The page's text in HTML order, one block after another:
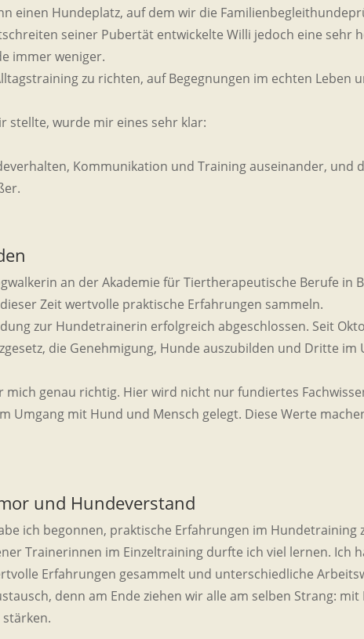
einen Hundeplatz, auf dem wir die
seiner Pubertät entwickelte Willi jedoch eine sehr
immer weniger.
zu richten, auf Begegnungen im echten Leben
stellte, wurde mir eines sehr klar:
Kommunikation und Training auseinander, und
an der Akademie für Tiertherapeutische Berufe in
Zeit wertvolle praktische Erfahrungen sammeln.
zur Hundetrainerin erfolgreich abgeschlossen. Seit
die Genehmigung, Hunde auszubilden und Dritte
mich genau richtig. Hier wird nicht nur fundiertes
Umgang mit Hund und Mensch gelegt. Diese Werte
und Hundeverstand
ich begonnen, praktische Erfahrungen im Hundetraining
Trainerinnen im Einzeltraining durfte ich viel lernen. Ich
Erfahrungen gesammelt und unterschiedliche
denn am Ende ziehen wir alle am selben Strang: